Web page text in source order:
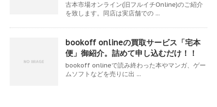
古本市場オンライン(旧フルイチOnline)のご紹介
を致します。同店は実店舗での ...
bookoff onlineの買取サービス「宅本
便」御紹介。詰めて申し込むだけ！！
bookoff onlineで読み終わった本やマンガ、ゲー
ムソフトなどを売りに出 ...